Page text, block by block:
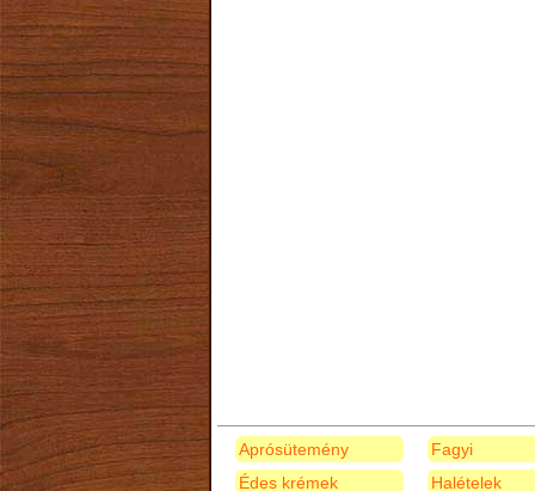
Aprósütemény
Édes krémek
Fagyi
Halételek